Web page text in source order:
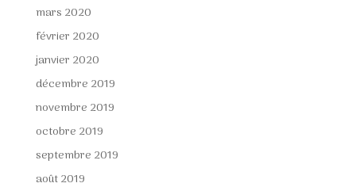
mars 2020
février 2020
janvier 2020
décembre 2019
novembre 2019
octobre 2019
septembre 2019
août 2019